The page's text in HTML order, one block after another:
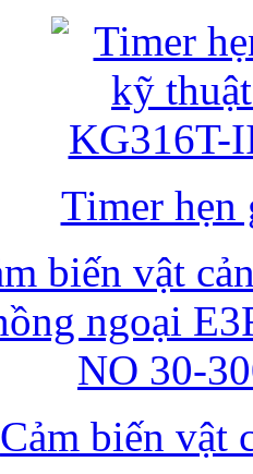
Timer hẹn
Cảm biến vật